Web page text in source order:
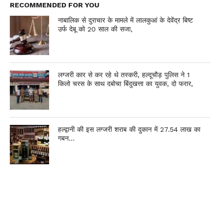
RECOMMENDED FOR YOU
नाबालिक से दुराचार के मामले में लालकुआं के देवेंद्र बिष्ट
उर्फ देबू को 20 साल की सजा,
लग्जरी कार से कर रहे थे तस्करी, हल्दूचौड़ पुलिस ने 1
किलो चरस के साथ दबोचा बिंदुखत्ता का युवक, दो फरार,
हल्द्वानी की इस लग्जरी शराब की दुकान में 27.54 लाख का
गबन…